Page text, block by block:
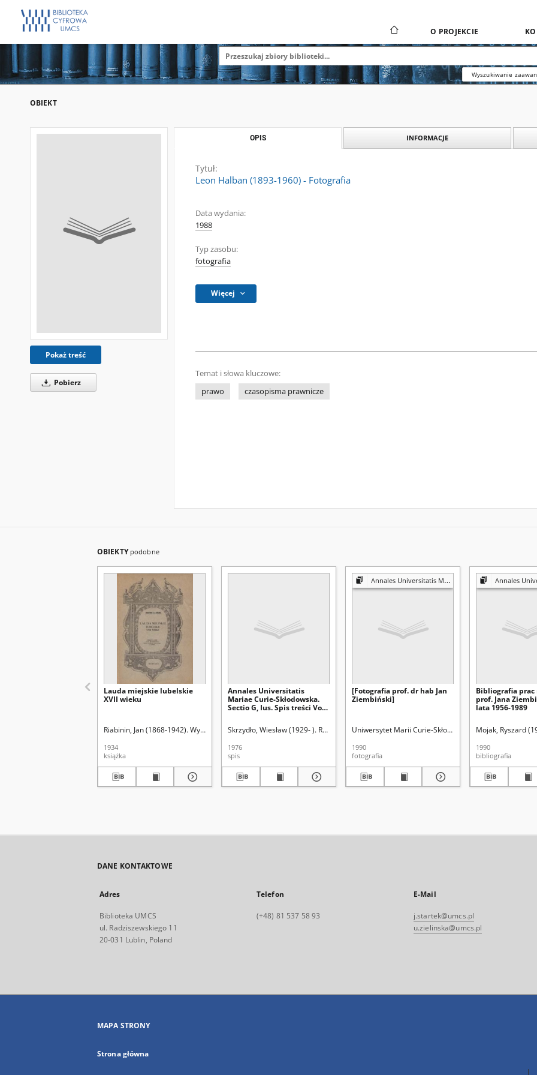
O PROJEKCIE
Wyszukiwanie
OBIEKT
Pokaż treść
Pobierz
OPIS INFORMACJE
Tytuł:
Leon Halban (1893-1960) - Fotografia
Data wydania:
1988
Typ zasobu:
fotografia
Więcej
Temat i słowa kluczowe:
prawo
czasopisma prawnicze
OBIEKTY podobne
Lauda miejskie lubelskie
XVII wieku
Riabinin, Jan (1868-1942). Wyd.
1934
książka
Annales Universitatis
Mariae Curie-Skłodowska.
Sectio G, Ius. Spis treści Vol
Skrzydło, Wiesław (1929- ). Redaktor
Uniwersytet Marii Curie-Skłodowskiej (Lublin). Wydział
1976
spis
Annales Universitatis Mariae Curie-Skłodowska. Sectio G, Ius
[Fotografia prof. dr hab Jan
Ziembiński]
Uniwersytet Marii Curie-Skłodowskiej (Lublin). Wydział
1990
fotografia
Annales Universitatis Mariae
Bibliografia prac
prof. Jana
lata 1956-1989
Mojak, Ryszard
1990
bibliografia
DANE KONTAKTOWE
Adres
Biblioteka UMCS
ul. Radziszewskiego 11
20-031 Lublin, Poland
Telefon
(+48) 81 537 58 93
E-Mail
j.startek@umcs.pl
u.zielinska@umcs.pl
MAPA STRONY
Strona główna